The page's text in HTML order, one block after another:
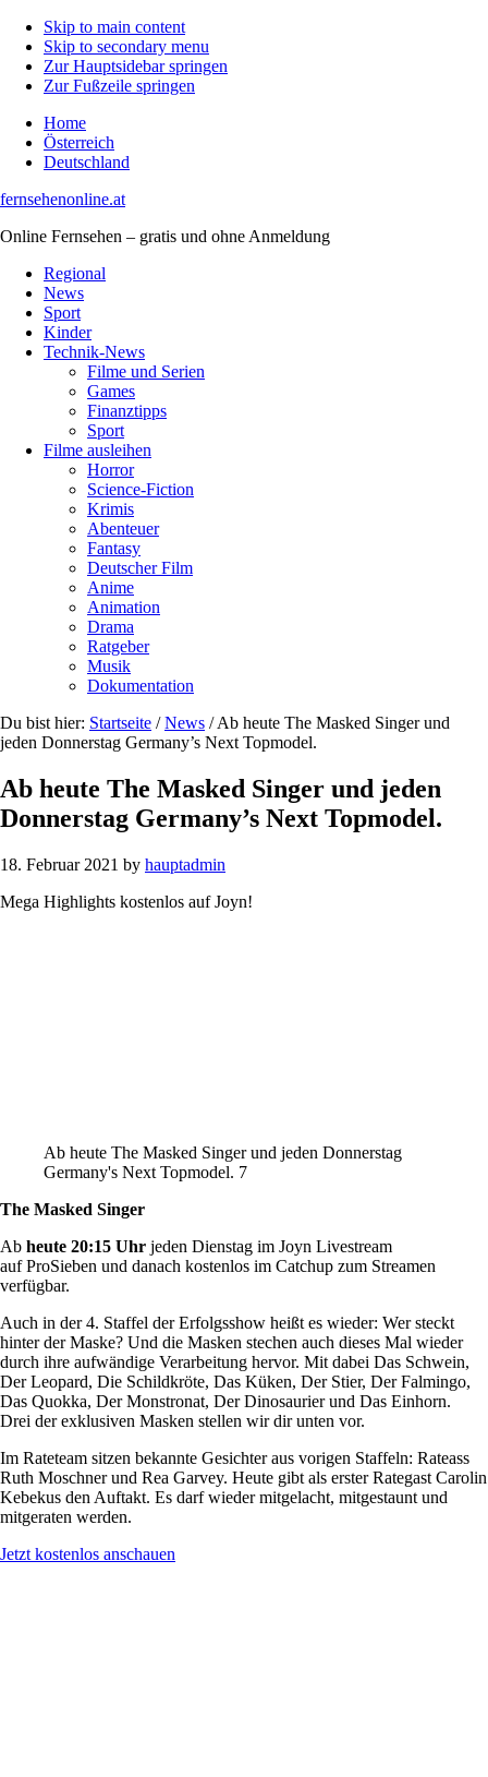
Skip to main content
Skip to secondary menu
Zur Hauptsidebar springen
Zur Fußzeile springen
Home
Österreich
Deutschland
fernsehenonline.at
Online Fernsehen – gratis und ohne Anmeldung
Regional
News
Sport
Kinder
Technik-News
Filme und Serien
Games
Finanztipps
Sport
Filme ausleihen
Horror
Science-Fiction
Krimis
Abenteuer
Fantasy
Deutscher Film
Anime
Animation
Drama
Ratgeber
Musik
Dokumentation
Du bist hier: Startseite / News /Ab heute The Masked Singer und
jeden Donnerstag Germany’s Next Topmodel.
Ab heute The Masked Singer und jeden
Donnerstag Germany’s Next Topmodel.
18. Februar 2021 by hauptadmin
Mega Highlights kostenlos auf Joyn!
Ab heute The Masked Singer und jeden Donnerstag
Germany's Next Topmodel. 7
The Masked Singer
Ab heute 20:15 Uhr jeden Dienstag im Joyn Livestream
auf ProSieben und danach kostenlos im Catchup zum Streamen
verfügbar.
Auch in der 4. Staffel der Erfolgsshow heißt es wieder: Wer steckt
hinter der Maske? Und die Masken stechen auch dieses Mal wieder
durch ihre aufwändige Verarbeitung hervor. Mit dabei Das Schwein,
Der Leopard, Die Schildkröte, Das Küken, Der Stier, Der Falmingo,
Das Quokka, Der Monstronat, Der Dinosaurier und Das Einhorn.
Drei der exklusiven Masken stellen wir dir unten vor.
Im Rateteam sitzen bekannte Gesichter aus vorigen Staffeln: Rateass
Ruth Moschner und Rea Garvey. Heute gibt als erster Rategast Carolin
Kebekus den Auftakt. Es darf wieder mitgelacht, mitgestaunt und
mitgeraten werden.
Jetzt kostenlos anschauen